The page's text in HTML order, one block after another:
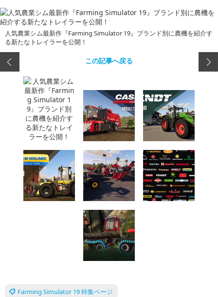
人気農業シム最新作『Farming Simulator 19』ブランド別に農機を紹介す
る新たなトレイラーを公開！
この記事へ戻る
Farming Simulator 19 特集ページ